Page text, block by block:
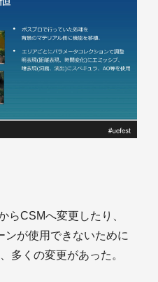
らCSMへ変更したり、
ンが使用できないために
多くの変更があった。